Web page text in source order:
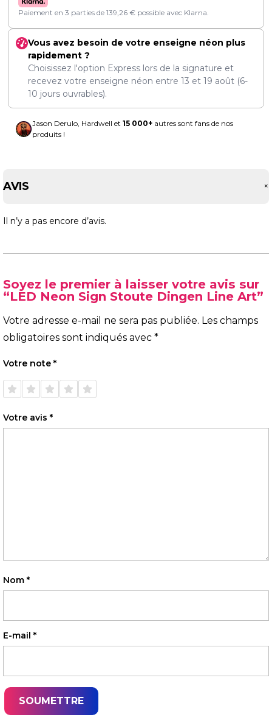
Paiement en 3 parties de 139,26 € possible avec Klarna.
Vous avez besoin de votre enseigne néon plus
rapidement ?
Choisissez l'option Express lors de la signature et
recevez votre enseigne néon entre 13 et 19 août (6-
10 jours ouvrables).
Jason Derulo, Hardwell et 15 000+ autres sont fans de nos
produits !
AVIS +
Il n’y a pas encore d’avis.
Soyez le premier à laisser votre avis sur
“LED Neon Sign Stoute Dingen Line Art”
Votre adresse e-mail ne sera pas publiée. Les champs
obligatoires sont indiqués avec *
Votre note *
1 étoile
sur 5
2 étoiles
sur 5
3 étoiles
sur 5
4 étoiles
sur 5
5 étoiles
sur 5
Votre avis *
Nom *
E-mail *